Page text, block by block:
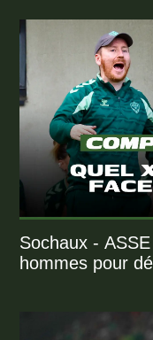
Sochaux -
hommes pour